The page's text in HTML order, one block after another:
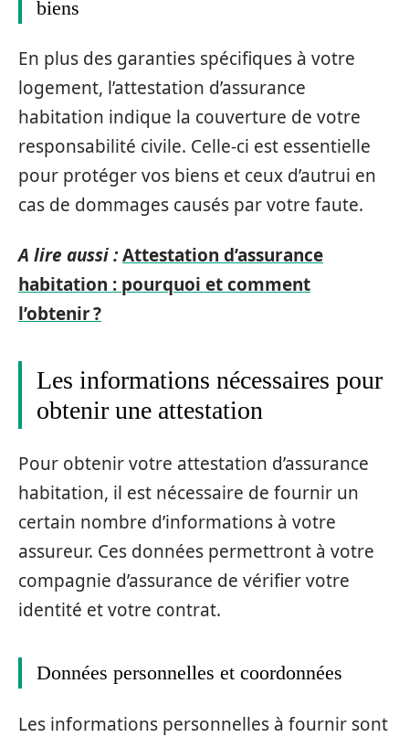
biens
En plus des garanties spécifiques à votre
logement, l’attestation d’assurance
habitation indique la couverture de votre
responsabilité civile. Celle-ci est essentielle
pour protéger vos biens et ceux d’autrui en
cas de dommages causés par votre faute.
A lire aussi :Attestation d’assurance
habitation : pourquoi et comment
l’obtenir ?
Les informations nécessaires pour
obtenir une attestation
Pour obtenir votre attestation d’assurance
habitation, il est nécessaire de fournir un
certain nombre d’informations à votre
assureur. Ces données permettront à votre
compagnie d’assurance de vérifier votre
identité et votre contrat.
Données personnelles et coordonnées
Les informations personnelles à fournir sont